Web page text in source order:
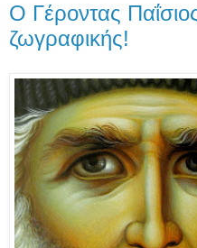
Ο Γέροντας
ζωγραφικής!